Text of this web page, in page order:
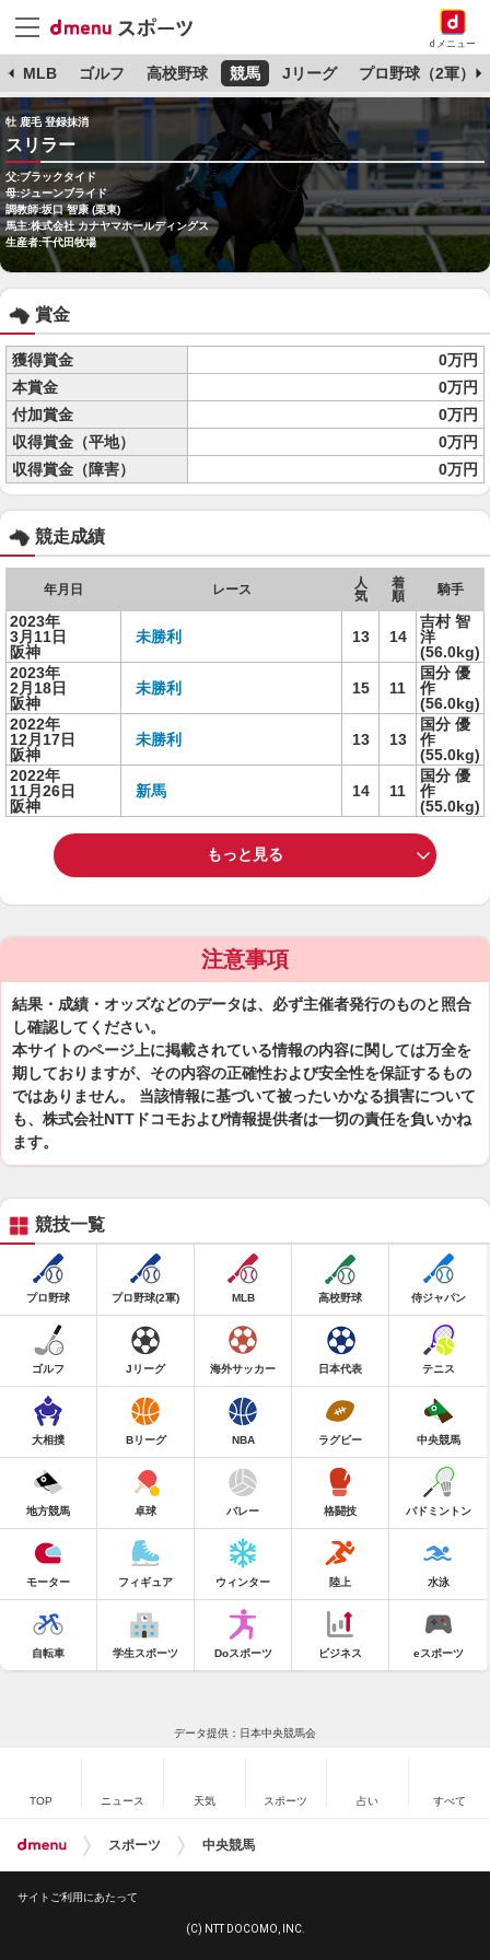
dメニュー
MLB ゴルフ 高校野球 競馬 Jリーグ プロ野球（2軍）
牡 鹿毛 登録抹消
スリラー
父:ブラックタイド
母:ジューンブライド
調教師:坂口 智康 (栗東)
馬主:株式会社 カナヤマホールディングス
生産者:千代田牧場
賞金
獲得賞金
0万円
本賞金
0万円
付加賞金
0万円
収得賞金（平地）
0万円
収得賞金（障害）
0万円
競走成績
年月日 レース
人
気
着
順
騎手
2023年
3月11日
阪神
未勝利 13 14
吉村 智
洋
(56.0kg)
2023年
2月18日
阪神
未勝利 15 11
国分 優
作
(56.0kg)
2022年
12月17日
阪神
未勝利 13 13
国分 優
作
(55.0kg)
2022年
11月26日
阪神
新馬 14 11
国分 優
作
(55.0kg)
もっと見る
注意事項
結果・成績・オッズなどのデータは、必ず主催者発行のものと照合
し確認してください。
本サイトのページ上に掲載されている情報の内容に関しては万全を
期しておりますが、その内容の正確性および安全性を保証するもの
ではありません。 当該情報に基づいて被ったいかなる損害について
も、株式会社NTTドコモおよび情報提供者は一切の責任を負いかね
ます。
競技一覧
プロ野球 プロ野球(2軍) MLB 高校野球 侍ジャパン
ゴルフ Jリーグ 海外サッカー 日本代表 テニス
大相撲 Bリーグ NBA ラグビー 中央競馬
地方競馬 卓球 バレー 格闘技 バドミントン
モーター フィギュア ウィンター 陸上 水泳
自転車 学生スポーツ Doスポーツ ビジネス eスポーツ
データ提供：日本中央競馬会
TOP ニュース 天気 スポーツ 占い すべて
スポーツ 中央競馬
サイトご利用にあたって
(C) NTT DOCOMO, INC.